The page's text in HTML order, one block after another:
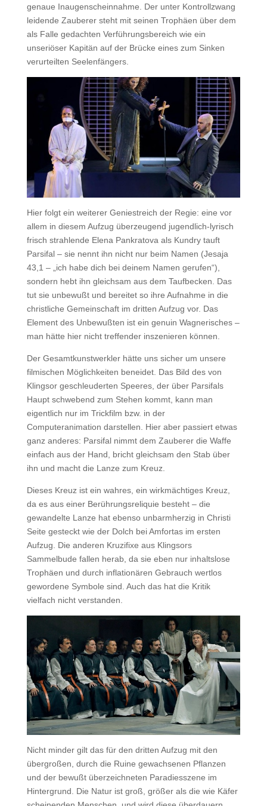
genaue Inaugenscheinnahme. Der unter Kontrollzwang
leidende Zauberer steht mit seinen Trophäen über dem
als Falle gedachten Verführungsbereich wie ein
unseriöser Kapitän auf der Brücke eines zum Sinken
verurteilten Seelenfängers.
Hier folgt ein weiterer Geniestreich der Regie: eine vor
allem in diesem Aufzug überzeugend jugendlich-lyrisch
frisch strahlende Elena Pankratova als Kundry tauft
Parsifal – sie nennt ihn nicht nur beim Namen (Jesaja
43,1 – „ich habe dich bei deinem Namen gerufen“),
sondern hebt ihn gleichsam aus dem Taufbecken. Das
tut sie unbewußt und bereitet so ihre Aufnahme in die
christliche Gemeinschaft im dritten Aufzug vor. Das
Element des Unbewußten ist ein genuin Wagnerisches –
man hätte hier nicht treffender inszenieren können.
Der Gesamtkunstwerkler hätte uns sicher um unsere
filmischen Möglichkeiten beneidet. Das Bild des von
Klingsor geschleuderten Speeres, der über Parsifals
Haupt schwebend zum Stehen kommt, kann man
eigentlich nur im Trickfilm bzw. in der
Computeranimation darstellen. Hier aber passiert etwas
ganz anderes: Parsifal nimmt dem Zauberer die Waffe
einfach aus der Hand, bricht gleichsam den Stab über
ihn und macht die Lanze zum Kreuz.
Dieses Kreuz ist ein wahres, ein wirkmächtiges Kreuz,
da es aus einer Berührungsreliquie besteht – die
gewandelte Lanze hat ebenso unbarmherzig in Christi
Seite gesteckt wie der Dolch bei Amfortas im ersten
Aufzug. Die anderen Kruzifixe aus Klingsors
Sammelbude fallen herab, da sie eben nur inhaltslose
Trophäen und durch inflationären Gebrauch wertlos
gewordene Symbole sind. Auch das hat die Kritik
vielfach nicht verstanden.
Nicht minder gilt das für den dritten Aufzug mit den
übergroßen, durch die Ruine gewachsenen Pflanzen
und der bewußt überzeichneten Paradiesszene im
Hintergrund. Die Natur ist groß, größer als die wie Käfer